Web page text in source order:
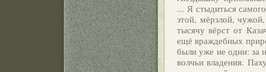
... Я стыдиться
этой, мёрзлой,
тысячу вёрст от
ещё враждебных
были уже не одни: за
волчьи владения.